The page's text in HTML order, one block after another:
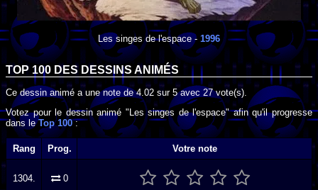
Les singes de l'espace - 1996
TOP 100 DES DESSINS ANIMÉS
Ce dessin animé a une note de4.02 sur 5avec 27vote(s).
Votez pour le dessin animé "Les singes de l'espace" afin qu'il progresse
dans leTop 100:
Rang Prog. Votre note
1304. 0